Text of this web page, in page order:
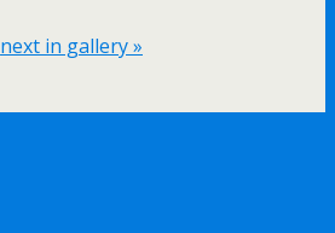
next in gallery »